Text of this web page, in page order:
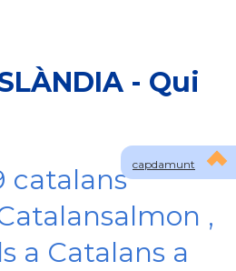
capdamunt
- Qui
catalans
,
a Catalans a